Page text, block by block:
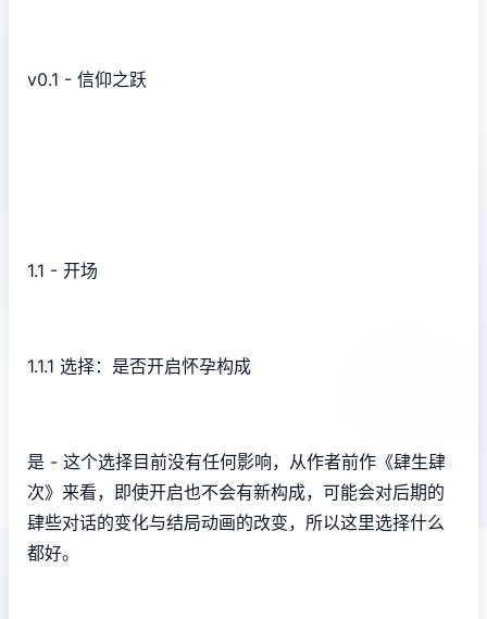
v0.1 - 信仰之跃
1.1 - 开场
1.1.1 选择：是否开启怀孕构成
是 - 这个选择目前没有任何影响，从作者前作《肆生肆
次》来看，即使开启也不会有新构成，可能会对后期的
肆些对话的变化与结局动画的改变，所以这里选择什么
都好。